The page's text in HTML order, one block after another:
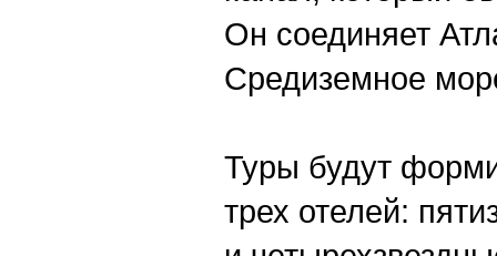
Он соединяет
Средиземное
Туры будут
трех отелей: